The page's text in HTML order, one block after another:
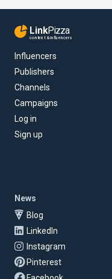
LinkPizza
content & influencers
Influencers
Publishers
Channels
Campaigns
Log in
Sign up
News
Blog
LinkedIn
Instagram
Pinterest